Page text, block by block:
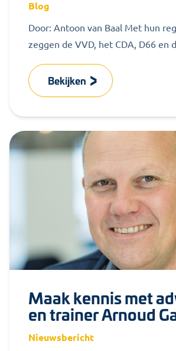
Blog
Door: Antoon van Baal Met hun
zeggen de VVD, het CDA, D66 en
Bekijken
Maak kennis met
en trainer Arnoud
Nieuwsbericht